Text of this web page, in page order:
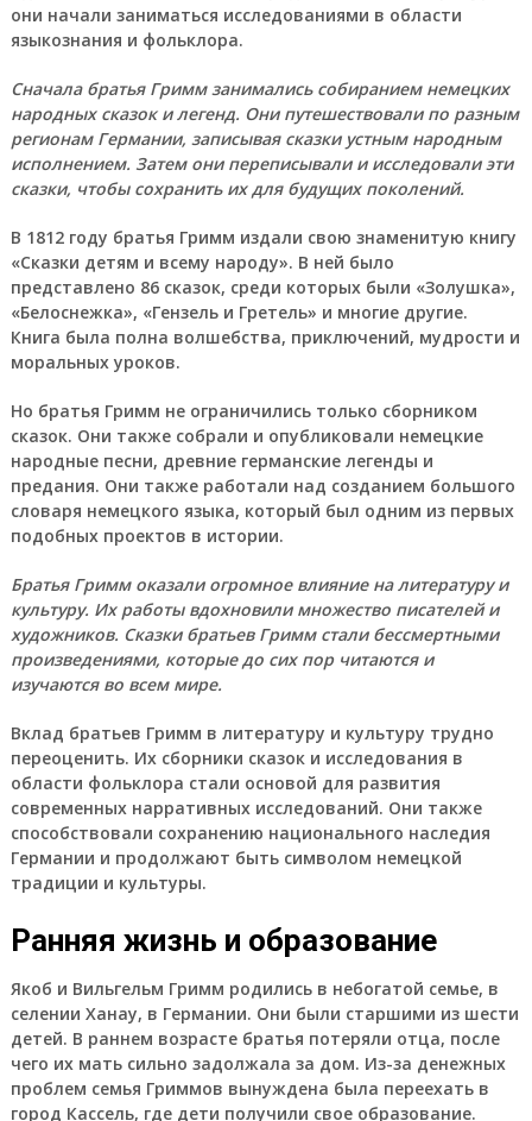
они начали заниматься исследованиями в области
языкознания и фольклора.
Сначала братья Гримм занимались собиранием немецких
народных сказок и легенд. Они путешествовали по разным
регионам Германии, записывая сказки устным народным
исполнением. Затем они переписывали и исследовали эти
сказки, чтобы сохранить их для будущих поколений.
В 1812 году братья Гримм издали свою знаменитую книгу
«Сказки детям и всему народу». В ней было
представлено 86 сказок, среди которых были «Золушка»,
«Белоснежка», «Гензель и Гретель» и многие другие.
Книга была полна волшебства, приключений, мудрости и
моральных уроков.
Но братья Гримм не ограничились только сборником
сказок. Они также собрали и опубликовали немецкие
народные песни, древние германские легенды и
предания. Они также работали над созданием большого
словаря немецкого языка, который был одним из первых
подобных проектов в истории.
Братья Гримм оказали огромное влияние на литературу и
культуру. Их работы вдохновили множество писателей и
художников. Сказки братьев Гримм стали бессмертными
произведениями, которые до сих пор читаются и
изучаются во всем мире.
Вклад братьев Гримм в литературу и культуру трудно
переоценить. Их сборники сказок и исследования в
области фольклора стали основой для развития
современных нарративных исследований. Они также
способствовали сохранению национального наследия
Германии и продолжают быть символом немецкой
традиции и культуры.
Ранняя жизнь и образование
Якоб и Вильгельм Гримм родились в небогатой семье, в
селении Ханау, в Германии. Они были старшими из шести
детей. В раннем возрасте братья потеряли отца, после
чего их мать сильно задолжала за дом. Из-за денежных
проблем семья Гриммов вынуждена была переехать в
город Кассель, где дети получили свое образование.